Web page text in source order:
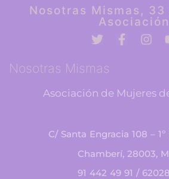
Nosotras Mismas, 33
Asociación
Nosotras Mismas
Asociación de Mujeres
C/ Santa Engracia 108 –
Chamberí, 28003,
91 442 49 91 /